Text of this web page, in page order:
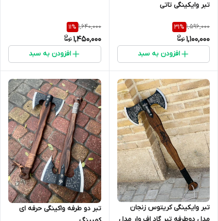
تبر وایکینگی تاتی
1,596,000
31%
1,100,000
افزودن به سبد
1,640,000
11%
1,450,000
افزودن به سبد
تبر وایکینگی کریتوس زنجان
تبر دو طرفه واکینگی حرفه ای